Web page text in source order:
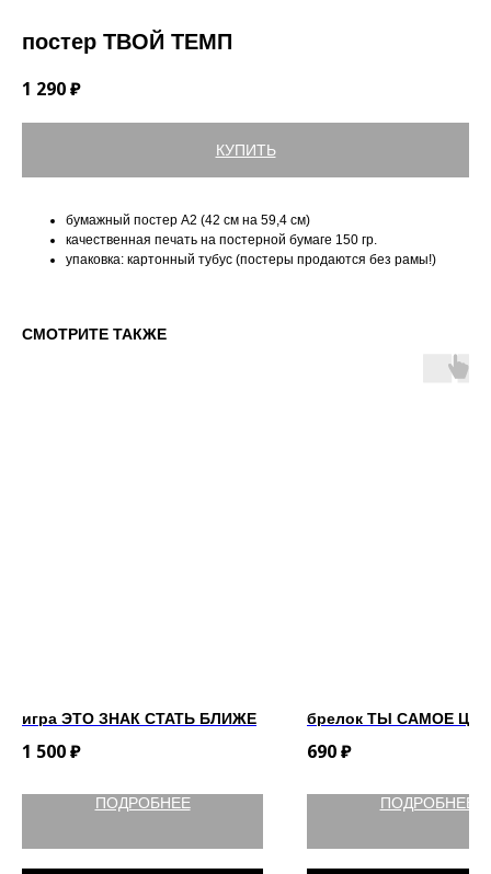
постер ТВОЙ ТЕМП
1 290₽
КУПИТЬ
бумажный постер А2 (42 см на 59,4 см)
качественная печать на постерной бумаге 150 гр.
упаковка: картонный тубус (постеры продаются без рамы!)
СМОТРИТЕ ТАКЖЕ
игра ЭТО ЗНАК СТАТЬ БЛИЖЕ
1 500₽
ПОДРОБНЕЕ
брелок ТЫ САМОЕ
690₽
ПОДРОБНЕЕ